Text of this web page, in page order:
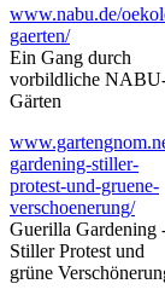
www.nabu.de/
gaerten/
Ein Gang durch
vorbildliche
Gärten
gardening-stiller-
protest-und-gruene-
verschoenerung/
Guerilla Gardening
Stiller Protest und
grüne